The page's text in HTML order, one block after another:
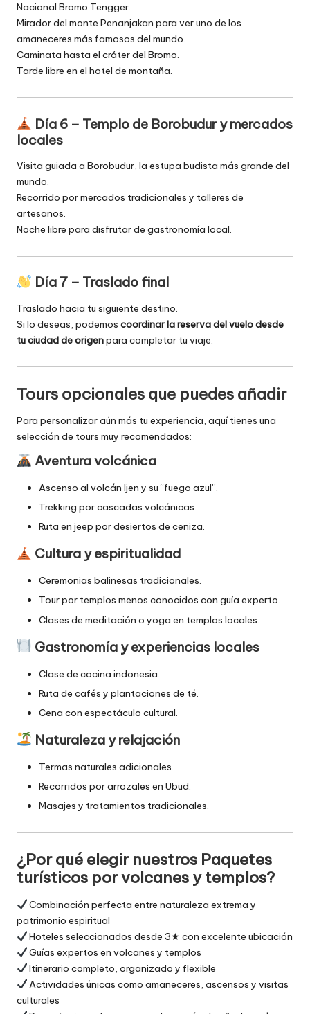
Nacional Bromo Tengger.
Mirador del monte Penanjakan para ver uno de los
amaneceres más famosos del mundo.
Caminata hasta el cráter del Bromo.
Tarde libre en el hotel de montaña.
Día 6 – Templo de Borobudur y mercados
locales
Visita guiada a Borobudur, la estupa budista más grande del
mundo.
Recorrido por mercados tradicionales y talleres de
artesanos.
Noche libre para disfrutar de gastronomía local.
Día 7 – Traslado final
Traslado hacia tu siguiente destino.
Si lo deseas, podemos coordinar la reserva del vuelo desde
tu ciudad de origenpara completar tu viaje.
Tours opcionales que puedes añadir
Para personalizar aún más tu experiencia, aquí tienes una
selección de tours muy recomendados:
Aventura volcánica
Ascenso al volcán Ijen y su “fuego azul”.
Trekking por cascadas volcánicas.
Ruta en jeep por desiertos de ceniza.
Cultura y espiritualidad
Ceremonias balinesas tradicionales.
Tour por templos menos conocidos con guía experto.
Clases de meditación o yoga en templos locales.
Gastronomía y experiencias locales
Clase de cocina indonesia.
Ruta de cafés y plantaciones de té.
Cena con espectáculo cultural.
Naturaleza y relajación
Termas naturales adicionales.
Recorridos por arrozales en Ubud.
Masajes y tratamientos tradicionales.
¿Por qué elegir nuestros Paquetes
turísticos por volcanes y templos?
Combinación perfecta entre naturaleza extrema y
patrimonio espiritual
Hoteles seleccionados desde 3★ con excelente ubicación
Guías expertos en volcanes y templos
Itinerario completo, organizado y flexible
Actividades únicas como amaneceres, ascensos y visitas
culturales